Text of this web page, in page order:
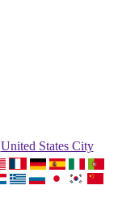
United States City